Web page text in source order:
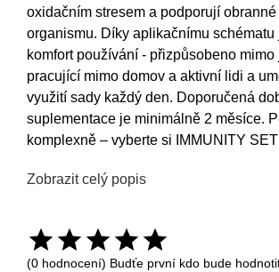
oxidačním stresem a podporují
organismu. Díky aplikačnímu schématu
komfort používání - přizpůsobeno mimo
pracující mimo domov a aktivní lidi a
využití sady každý den. Doporučená
suplementace je minimálně 2 měsíce.
komplexně – vyberte si IMMUNITY
Zobrazit celý popis
(0 hodnocení) Budťe první kdo bude